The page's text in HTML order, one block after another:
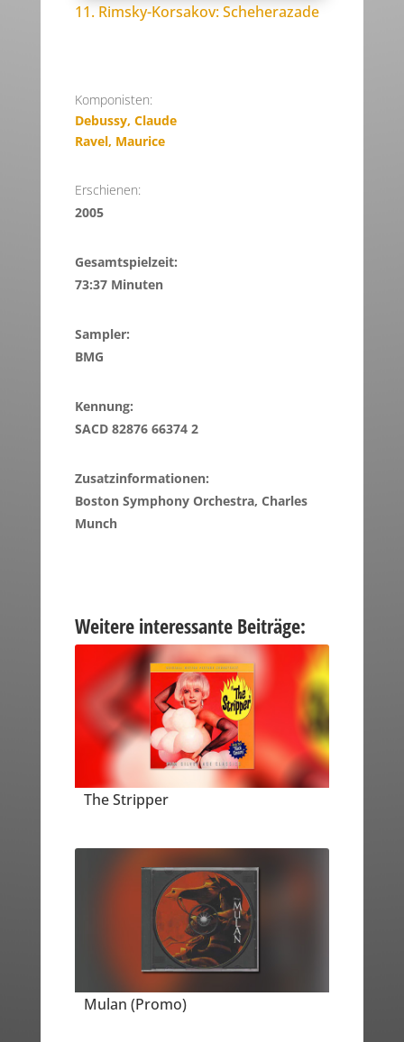
11. Rimsky-Korsakov: Scheherazade
Komponisten:
Debussy, Claude
Ravel, Maurice
Erschienen:
2005
Gesamtspielzeit:
73:37 Minuten
Sampler:
BMG
Kennung:
SACD 82876 66374 2
Zusatzinformationen:
Boston Symphony Orchestra, Charles
Munch
Weitere interessante Beiträge:
The Stripper
Mulan (Promo)